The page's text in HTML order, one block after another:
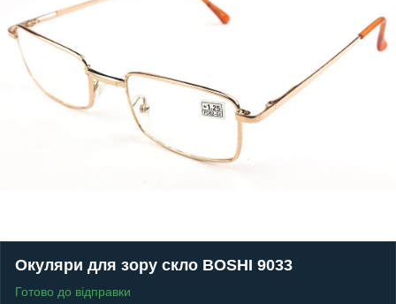
Окуляри для зору скло BOSHI 9033
Готово до відправки